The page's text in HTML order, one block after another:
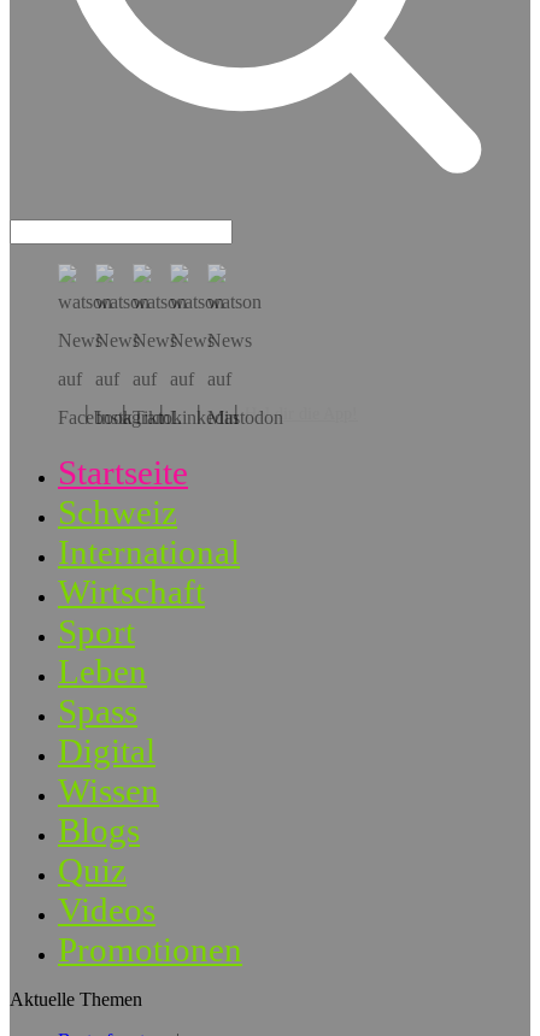
Hol dir die App!
Startseite
Schweiz
International
Wirtschaft
Sport
Leben
Spass
Digital
Wissen
Blogs
Quiz
Videos
Promotionen
Aktuelle Themen